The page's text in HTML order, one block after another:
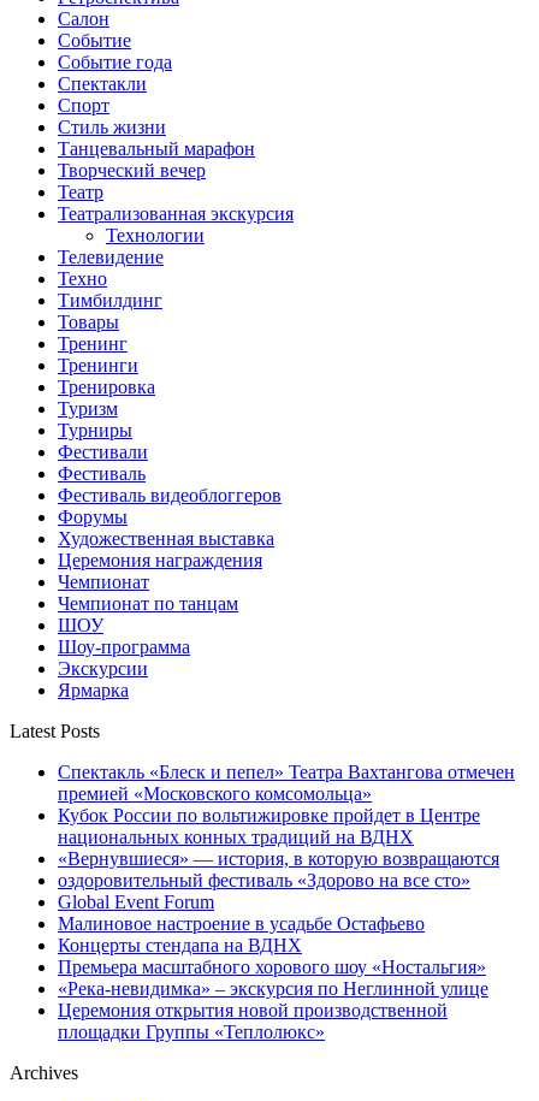
Салон
Событие
Событие года
Спектакли
Спорт
Стиль жизни
Танцевальный марафон
Творческий вечер
Театр
Театрализованная экскурсия
Технологии
Телевидение
Техно
Тимбилдинг
Товары
Тренинг
Тренинги
Тренировка
Туризм
Турниры
Фестивали
Фестиваль
Фестиваль видеоблоггеров
Форумы
Художественная выставка
Церемония награждения
Чемпионат
Чемпионат по танцам
ШОУ
Шоу-программа
Экскурсии
Ярмарка
Latest Posts
Спектакль «Блеск и пепел» Театра Вахтангова отмечен
премией «Московского комсомольца»
Кубок России по вольтижировке пройдет в Центре
национальных конных традиций на ВДНХ
«Вернувшиеся» — история, в которую возвращаются
оздоровительный фестиваль «Здорово на все сто»
Global Event Forum
Малиновое настроение в усадьбе Остафьево
Концерты стендапа на ВДНХ
Премьера масштабного хорового шоу «Ностальгия»
«Река-невидимка» – экскурсия по Неглинной улице
Церемония открытия новой производственной
площадки Группы «Теплолюкс»
Archives